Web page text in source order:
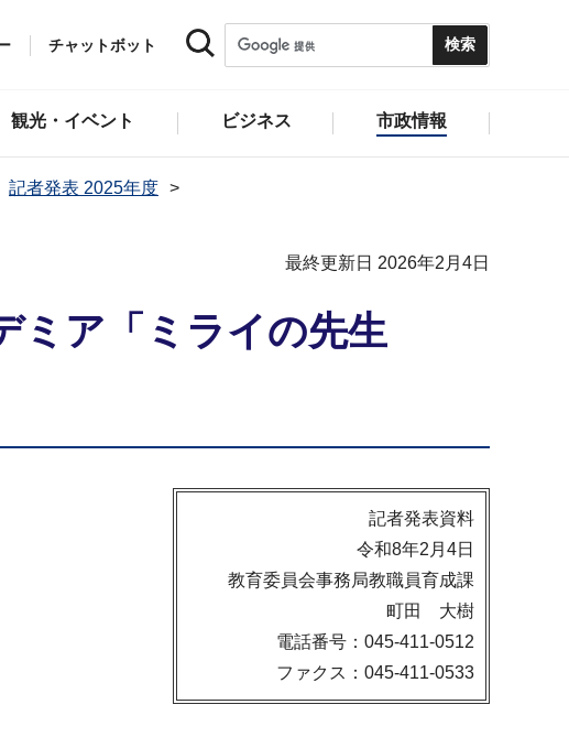
チャットボット
観光・イベント ビジネス 市政情報
記者発表 2025年度
最終更新日 2026年2月4日
ミア「ミライの先生
記者発表資料
令和8年2月4日
教育委員会事務局教職員育成課
町田 大樹
電話番号：045-411-0512
ファクス：045-411-0533